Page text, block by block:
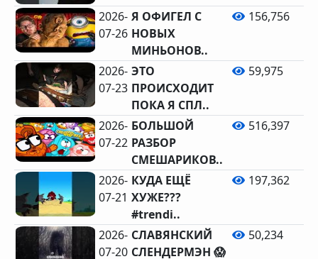
2026-
07-26
Я ОФИГЕЛ С
НОВЫХ
МИНЬОНОВ..
156,756
2026-
07-23
ЭТО
ПРОИСХОДИТ
ПОКА Я СПЛ..
59,975
2026-
07-22
БОЛЬШОЙ
РАЗБОР
СМЕШАРИКОВ..
516,397
2026-
07-21
КУДА ЕЩЁ
ХУЖЕ???
#trendi..
197,362
2026-
07-20
СЛАВЯНСКИЙ
СЛЕНДЕРМЭН 😱
50,234